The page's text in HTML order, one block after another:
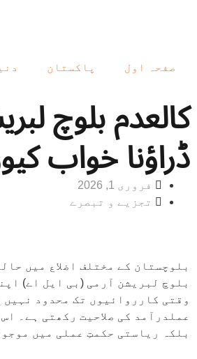
صفحہ اول پاکستان
کالعدم بلوچ
ڈراؤنا خواب
فروری 1, 2026
تجزیے و تبصرے
بلوچستان کے مختلف اضلاع میں
بلوچ لبریشن آرمی (بی ایل اے)
وقتی کارروائیوں تک محدود
عملدرآمد کی صلاحیت رکھتی ہے۔
بلکہ ریاستی حکمتِ عملی میں